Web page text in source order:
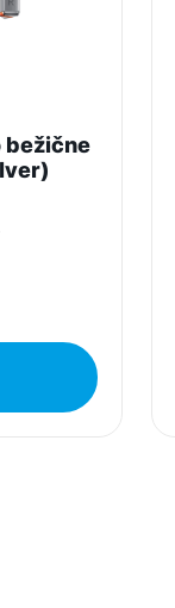
bežične